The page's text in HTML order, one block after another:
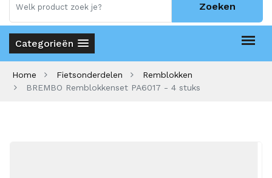
Zoeken
Categorieën
Home Fietsonderdelen
Remblokken
BREMBO Remblokkenset PA6017 - 4 stuks